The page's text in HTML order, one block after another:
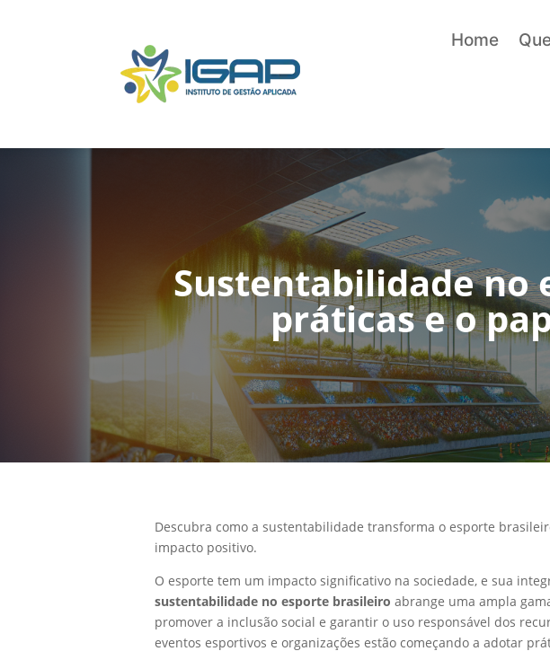
Home
Sustentabilidade no
práticas e o
Descubra como a sustentabilidade transforma o esporte
impacto positivo.
O esporte tem um impacto significativo na sociedade, e sua
sustentabilidade no esporte brasileiro abrange uma ampla
promover a inclusão social e garantir o uso responsável dos
eventos esportivos e organizações estão começando a adotar